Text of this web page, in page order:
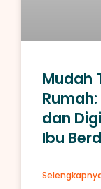
Mudah
dan
Ibu